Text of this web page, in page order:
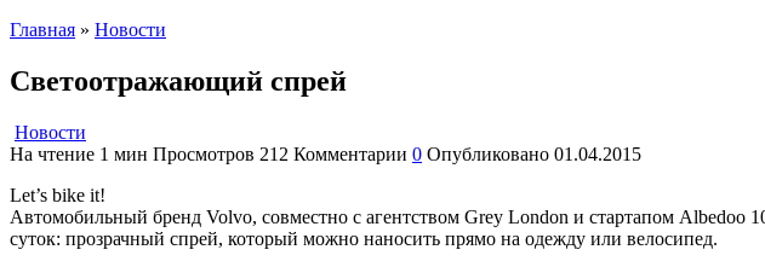
Главная » Новости
Светоотражающий спрей
Новости
На чтение 1 мин Просмотров 212 Комментарии 0 Опубликовано 01.04.2015
Let’s bike it!
Автомобильный бренд Volvo, совместно с агентством Grey London и стартапом Albedoo
суток: прозрачный спрей, который можно наносить прямо на одежду или велосипед.